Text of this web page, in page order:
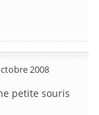
2008
petite souris